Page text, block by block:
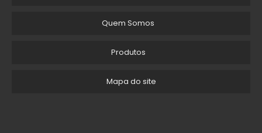
Quem Somos
Produtos
Mapa do site